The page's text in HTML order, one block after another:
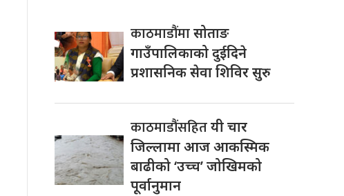
काठमाडौंमासोताङ
गाउँपालिकाको दुईदिने
प्रशासनिक सेवा शिविर सुरु
काठमाडौंसहितयी चार
जिल्लामा आज आकस्मिक
बाढीको ‘उच्च’ जोखिमको
पूर्वानुमान